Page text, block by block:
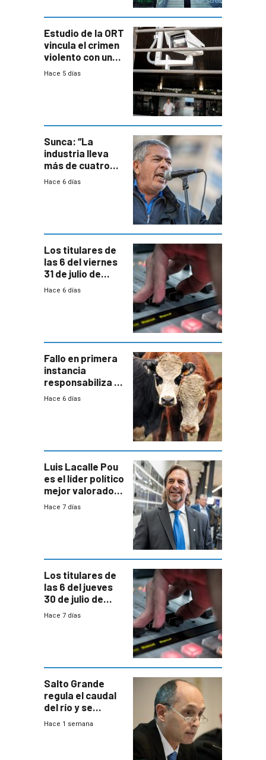
Estudio de la ORT
vincula el crimen
violento con una
menor creación
Hace 5 días
Sunca: “La
industria lleva
más de cuatro
meses sin
Hace 6 días
Los titulares de
las 6 del viernes
31 de julio de
2026
Hace 6 días
Fallo en primera
instancia
responsabiliza al
Estado por falta
Hace 6 días
Luis Lacalle Pou
es el líder político
mejor valorado
del país, según
Hace 7 días
Los titulares de
las 6 del jueves
30 de julio de
2026
Hace 7 días
Salto Grande
regula el caudal
del río y se
prepara para un
Hace 1 semana